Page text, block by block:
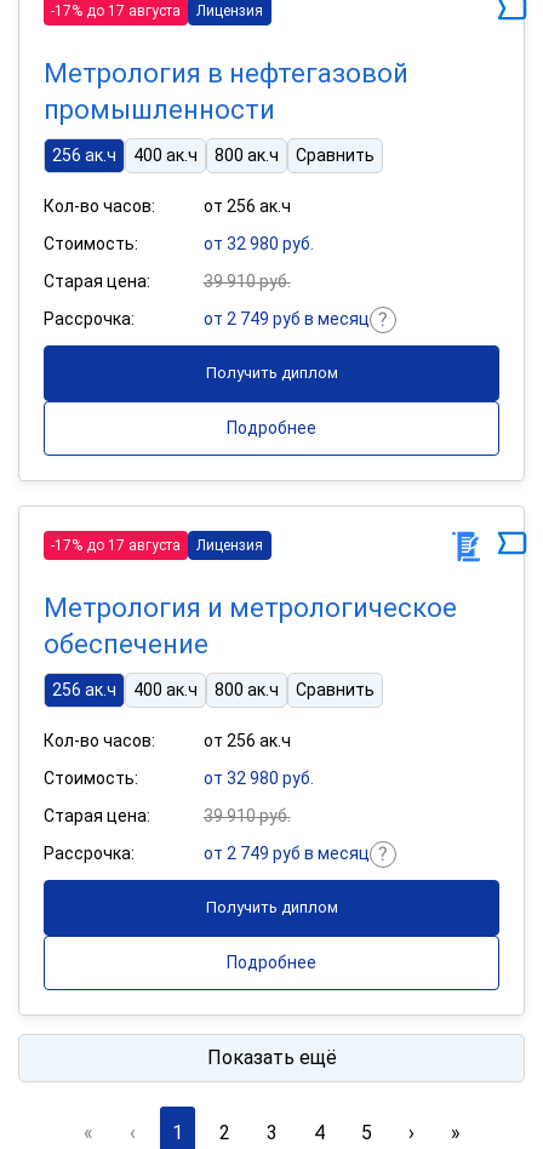
-17% до 17 августа Лицензия
Метрология в нефтегазовой
промышленности
256 ак.ч 400 ак.ч 800 ак.ч Сравнить
Кол-во часов:
от 256 ак.ч
Стоимость:
от 32 980 руб.
Старая цена:
39 910 руб.
Рассрочка:
от 2 749 руб в месяц
Получить диплом
Подробнее
-17% до 17 августа Лицензия
Метрология и метрологическое
обеспечение
256 ак.ч 400 ак.ч 800 ак.ч Сравнить
Кол-во часов:
от 256 ак.ч
Стоимость:
от 32 980 руб.
Старая цена:
39 910 руб.
Рассрочка:
от 2 749 руб в месяц
Получить диплом
Подробнее
Показать ещё
« ‹ 1 2 3 4 5 › »